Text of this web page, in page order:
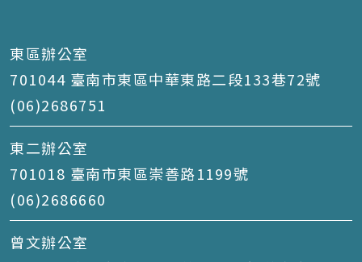
東區辦公室
701044 臺南市東區中華東路二段133巷72號
(06)2686751
東二辦公室
701018 臺南市東區崇善路1199號
(06)2686660
曾文辦公室